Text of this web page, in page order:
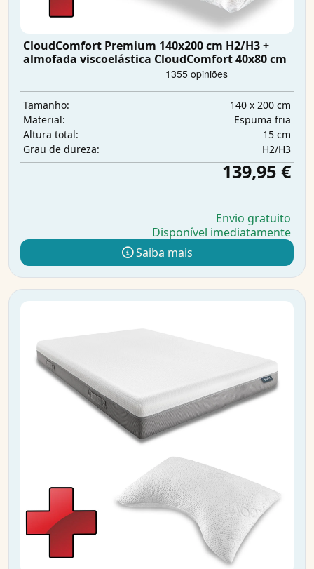
CloudComfort Premium 140x200 cm H2/H3 +
almofada viscoelástica CloudComfort 40x80 cm
Tamanho:
140 x 200 cm
Material:
Espuma fria
Altura total:
15 cm
Grau de dureza:
H2/H3
139,95 €
Envio gratuito
Disponível imediatamente
Saiba mais